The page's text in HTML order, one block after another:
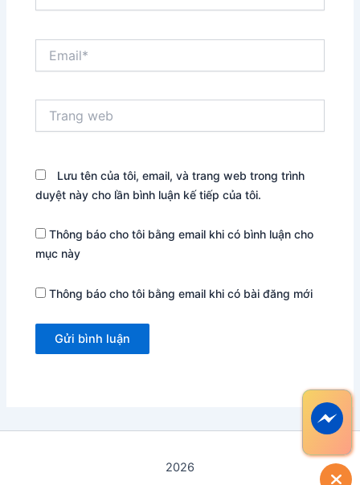
web
Lưu tên của tôi, email, và trang web trong trình
duyệt này cho lần bình luận kế tiếp của tôi.
Thông báo cho tôi bằng email khi có bình luận cho
mục này
Thông báo cho tôi bằng email khi có bài đăng mới
2026